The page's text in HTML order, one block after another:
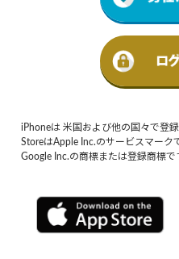
iPhoneは 米国および他の国々で登
StoreはApple Inc.のサービスマーク
Google Inc.の商標または登録商標で